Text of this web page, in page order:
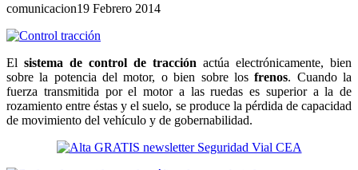
comunicacion19 Febrero 2014
El sistema de control de tracción actúa electrónicamente, bien
sobre la potencia del motor, o bien sobre losfrenos. Cuando la
fuerza transmitida por el motor a las ruedas es superior a la de
rozamiento entre éstas y el suelo, se produce la pérdida de capacidad
de movimiento del vehículo y de gobernabilidad.